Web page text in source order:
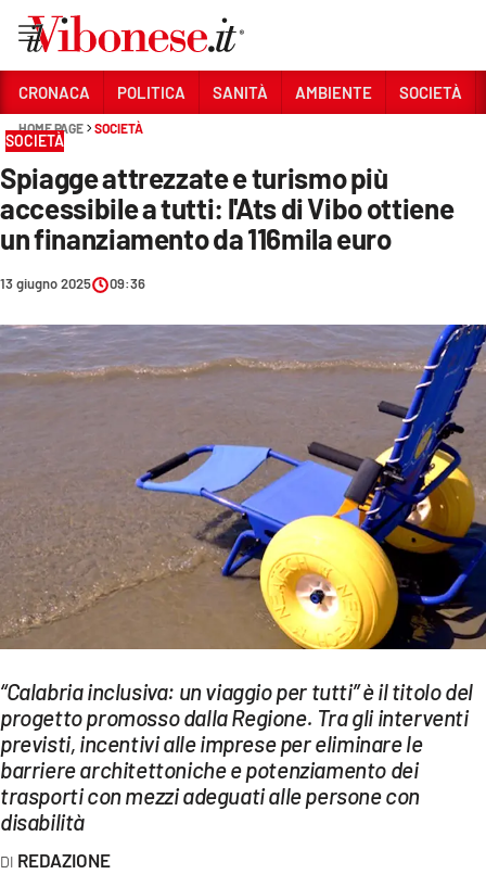
Sezioni
CRONACA
POLITICA
SOCIETÀ
ECONOMIA E LAVORO
EVENTI
SPORT
Streaming
LAC TV
LAC NETWORK
LAC ONAIR
LaC
Network
LACPLAY.IT
CRONACA POLITICA SANITÀ AMBIENTE SOCIETÀ
HOME PAGE SOCIETÀ
SOCIETÀ
Spiagge attrezzate e turismo più
accessibile a tutti: l'Ats di Vibo ottiene
un finanziamento da 116mila euro
13 giugno 2025 09:36
“Calabria inclusiva: un viaggio per tutti” è il titolo del
progetto promosso dalla Regione. Tra gli interventi
previsti, incentivi alle imprese per eliminare le
barriere architettoniche e potenziamento dei
trasporti con mezzi adeguati alle persone con
disabilità
REDAZIONE